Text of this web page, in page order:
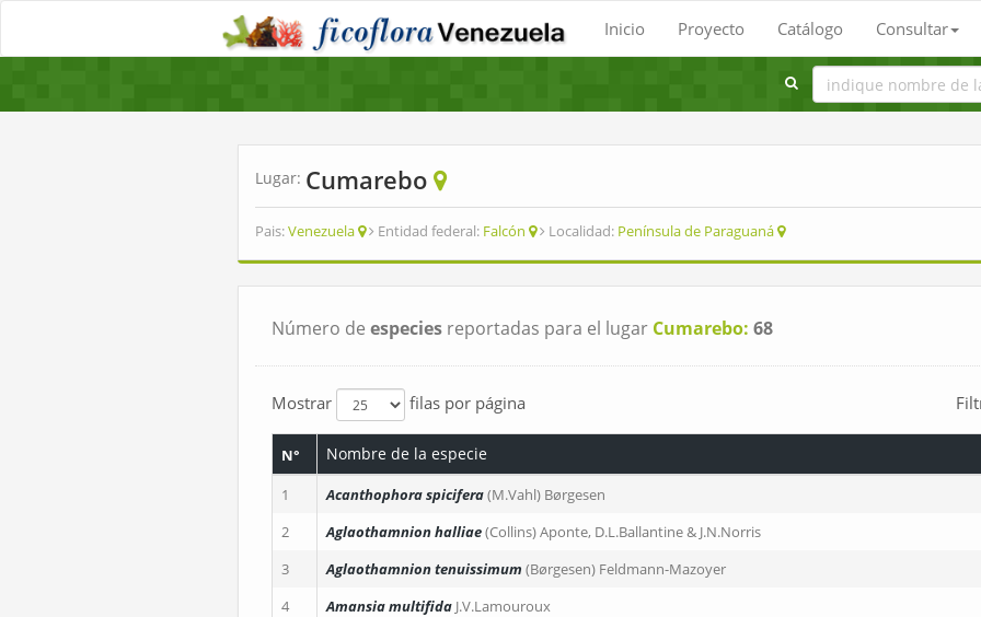
Inicio Proyecto Catálogo Consultar
Lugar: Cumarebo
Pais:Venezuela Entidad federal: Falcón Localidad: Península de Paraguaná
Número de especies reportadas para el lugar Cumarebo: 68
Mostrar filas por página
N° Nombre de la especie
1 Acanthophora spicifera(M.Vahl) Børgesen
2
Aglaothamnion halliae(Collins) Aponte, D.L.Ballantine & J.N.Norris
3
Aglaothamnion tenuissimum (Børgesen) Feldmann-Mazoyer
4
Amansia multifida J.V.Lamouroux